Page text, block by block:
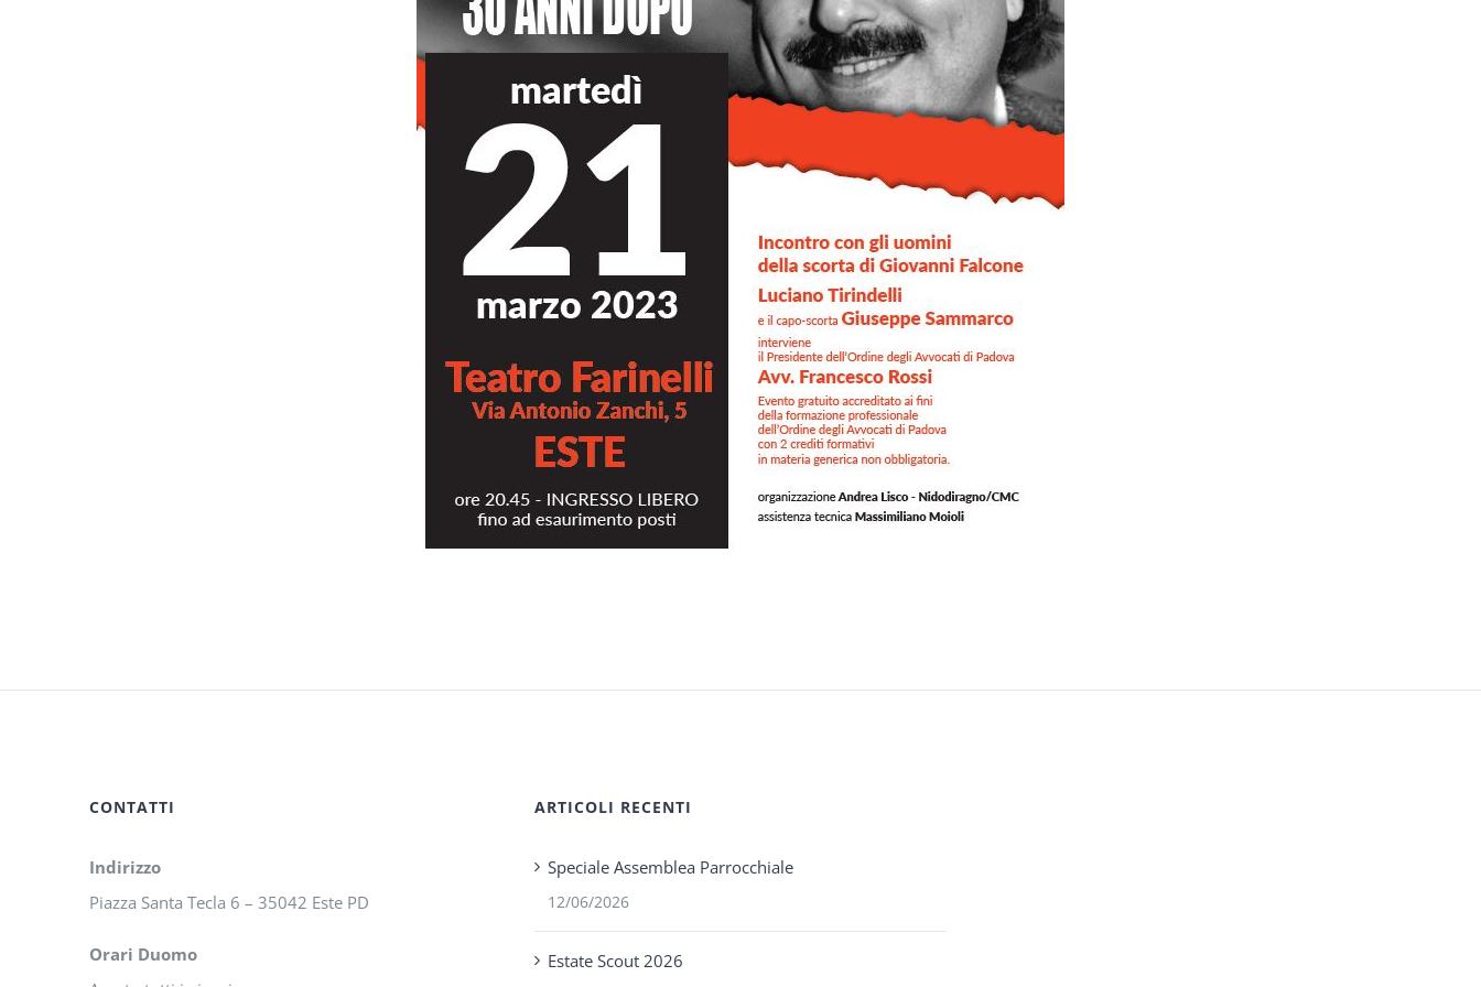
CONTATTI
Indirizzo
Piazza Santa Tecla 6 – 35042 Este PD
Orari Duomo
ARTICOLI RECENTI
Speciale Assemblea Parrocchiale
12/06/2026
Estate Scout 2026